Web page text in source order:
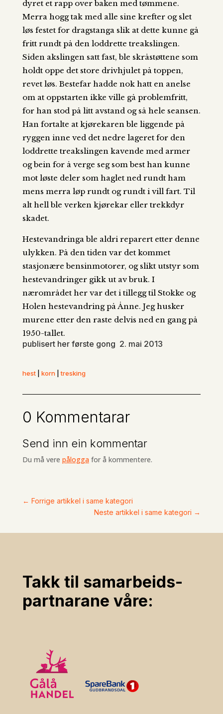
dyret et rapp over baken med tømmene.
Merra hogg tak med alle sine krefter og slet
løs festet for dragstanga slik at dette kunne gå
fritt rundt på den loddrette treakslingen.
Siden akslingen satt fast, ble skråstøttene som
holdt oppe det store drivhjulet på toppen,
revet løs. Bestefar hadde nok hatt en anelse
om at oppstarten ikke ville gå problemfritt,
for han stod på litt avstand og så hele seansen.
Han fortalte at kjørekaren ble liggende på
ryggen inne ved det nedre lageret for den
loddrette treakslingen kavende med armer
og bein for å verge seg som best han kunne
mot løste deler som haglet ned rundt ham
mens merra løp rundt og rundt i vill fart. Til
alt hell ble verken kjørekar eller trekkdyr
skadet.
Hestevandringa ble aldri reparert etter denne
ulykken. På den tiden var det kommet
stasjonære bensinmotorer, og slikt utstyr som
hestevandringer gikk ut av bruk. I
nærområdet her var det i tillegg til Stokke og
Holen hestevandring på Ånne. Jeg husker
murene etter den raste delvis ned en gang på
1950-tallet.
publisert her første gong 2. mai 2013
hest| korn|tresking
0 Kommentarar
Send inn ein kommentar
Du må vere påloggafor å kommentere.
← Forrige artikkel i same kategori
Neste artikkel i same kategori →
Takk til samarbeids­
partnarane våre: